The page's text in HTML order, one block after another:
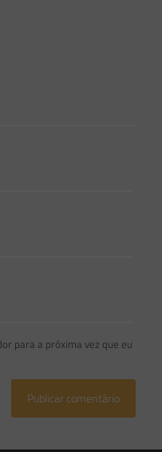
para a próxima vez que eu